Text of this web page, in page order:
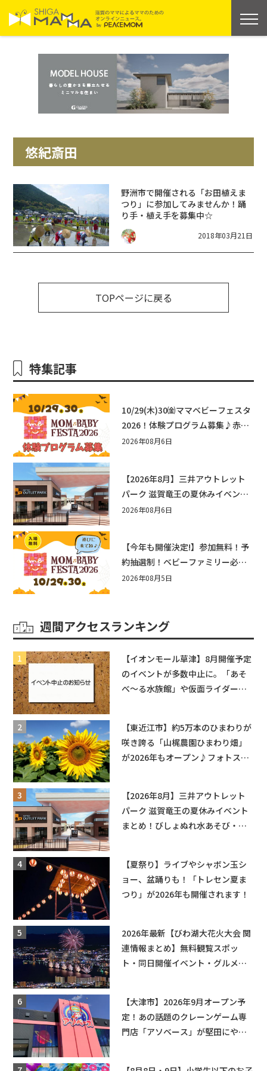
悠紀斎田
野洲市で開催される「お田植えま
つり」に参加してみませんか！踊
り手・植え手を募集中☆
2018年03月21日
TOPページに戻る
特集記事
10/29(木)30㈮ママベビーフェスタ
2026！体験プログラム募集♪赤ち
ゃん向けイベントに出演しません
2026年08月6日
【2026年8月】三井アウトレット
パーク 滋賀竜王の夏休みイベント
まとめ！びしょぬれ水あそび・激
2026年08月6日
【今年も開催決定!】参加無料！予
約抽選制！ベビーファミリー必見
☆入場無料☆10/29(木)30(金)ママ
2026年08月5日
週間アクセスランキング
【イオンモール草津】8月開催予定
のイベントが多数中止に。「あそ
べ〜る水族館」や仮面ライダーシ
【東近江市】約5万本のひまわりが
咲き誇る「山梶農園ひまわり畑」
が2026年もオープン♪フォトスポ
【2026年8月】三井アウトレット
パーク 滋賀竜王の夏休みイベント
まとめ！びしょぬれ水あそび・激
【夏祭り】ライブやシャボン玉シ
ョー、盆踊りも！「トレセン夏ま
つり」が2026年も開催されます！
2026年最新【びわ湖大花火大会 関
連情報まとめ】無料観覧スポッ
ト・同日開催イベント・グルメマ
【大津市】2026年9月オープン予
定！あの話題のクレーンゲーム専
門店「アソベース」が堅田にやっ